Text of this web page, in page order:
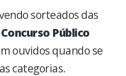
sorteados das
Concurso Público
ouvidos quando se
categorias.